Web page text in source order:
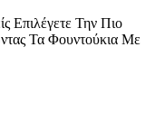
Επιλέγετε Την Πιο
Τα Φουντούκια Με